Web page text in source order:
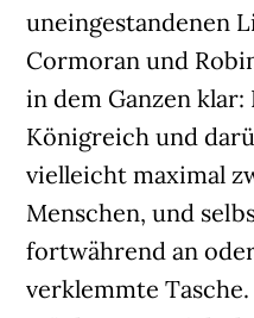
uneingestandenen
Cormoran und
in dem Ganzen
Königreich und
vielleicht maximal
Menschen, und
fortwährend an
verklemmte